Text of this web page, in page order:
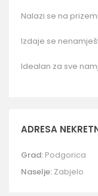
Nalazi se na
Izdaje se
Idealan za sve
ADRESA
Grad: Podgorica
Naselje: Zabjelo